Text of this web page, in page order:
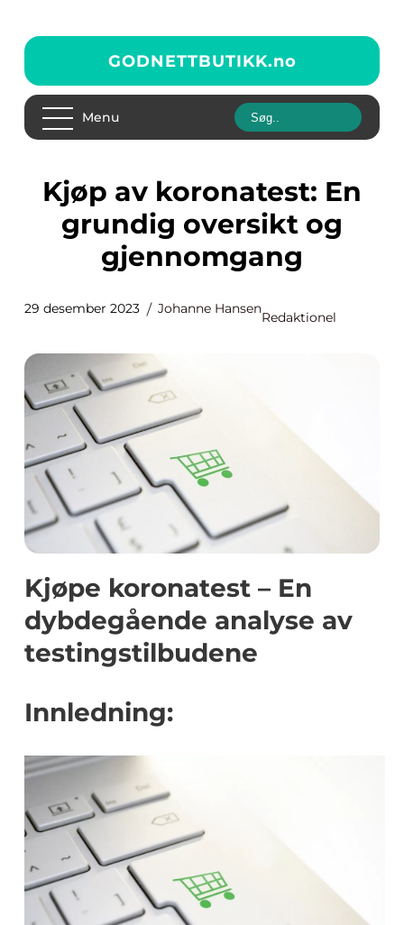
GODNETTBUTIKK.no
Menu
Kjøp av koronatest: En
grundig oversikt og
gjennomgang
29 desember 2023 Johanne Hansen
Redaktionel
Kjøpe koronatest – En
dybdegående analyse av
testingstilbudene
Innledning: